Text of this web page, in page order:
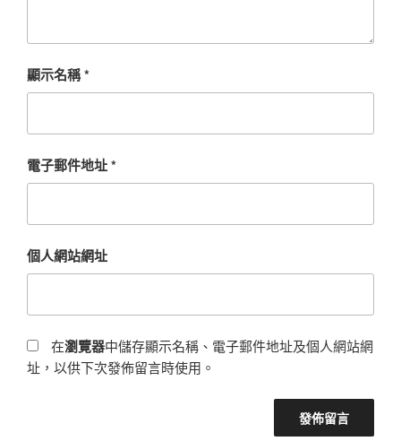
顯示名稱*
電子郵件地址*
個人網站網址
在瀏覽器中儲存顯示名稱、電子郵件地址及個人網站網
址，以供下次發佈留言時使用。